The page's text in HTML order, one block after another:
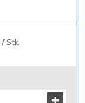
/Stk.